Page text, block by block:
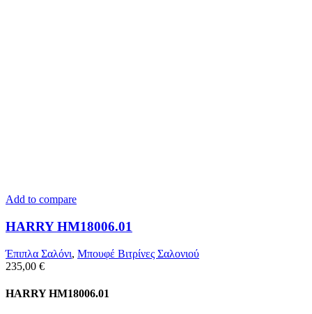
Add to compare
HARRY HM18006.01
Έπιπλα Σαλόνι, Μπουφέ Βιτρίνες Σαλονιού
235,00 €
HARRY HM18006.01